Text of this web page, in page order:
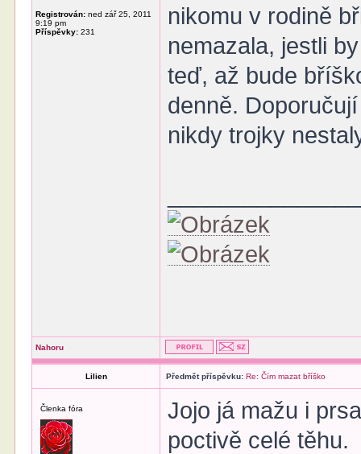
Registrován: ned zář 25, 2011
9:19 pm
Příspěvky: 231
nikomu v rodině
nemazala, jestli
teď, až bude
denně.
nikdy trojky
Nahoru
Lilien Předmět příspěvku: Re: Čím mazat bříško
Členka fóra
Jojo já mažu i
poctivě celé těhu.